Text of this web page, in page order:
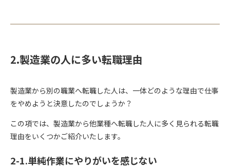
2.製造業の人に多い転職理由
製造業から別の職業へ転職した人は、一体どのような理由で仕事
をやめようと決意したのでしょうか？
この項では、製造業から他業種へ転職した人に多く見られる転職
理由をいくつかご紹介いたします。
2-1.単純作業にやりがいを感じない